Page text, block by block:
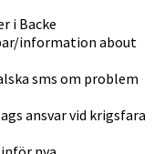
i Backe
information about
sms om problem
ansvar vid krigsfara